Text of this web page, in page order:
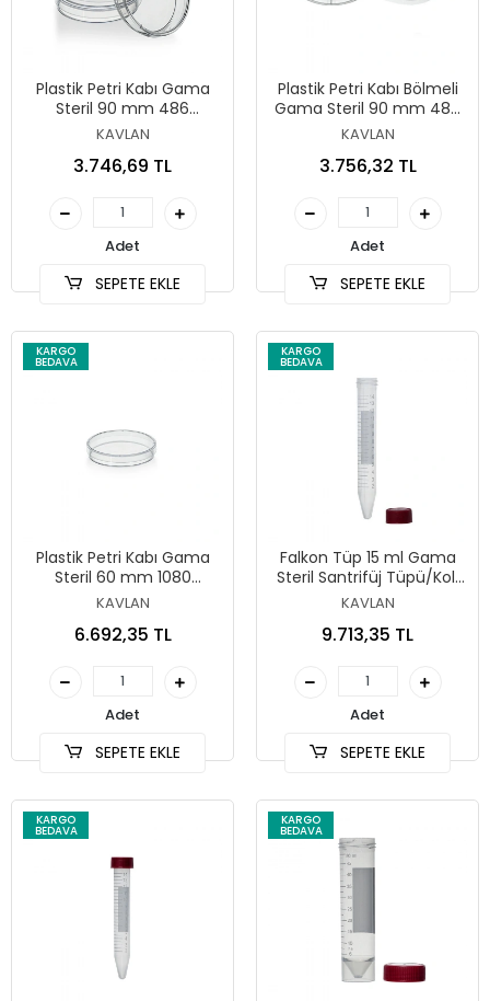
Plastik Petri Kabı Gama
Steril 90 mm 486
Adet/Koli
KAVLAN
3.746,69 TL
Adet
SEPETE EKLE
Plastik Petri Kabı Bölmeli
Gama Steril 90 mm 486
Adet/Koli
KAVLAN
3.756,32 TL
Adet
SEPETE EKLE
KARGO
BEDAVA
Plastik Petri Kabı Gama
Steril 60 mm 1080
Adet/Koli
KAVLAN
6.692,35 TL
Adet
SEPETE EKLE
KARGO
BEDAVA
Falkon Tüp 15 ml Gama
Steril Santrifüj Tüpü/Koli
1200 Adet
KAVLAN
9.713,35 TL
Adet
SEPETE EKLE
KARGO
BEDAVA
KARGO
BEDAVA